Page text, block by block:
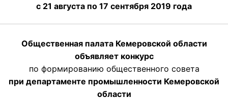
с 21 августа по 17 сентября 2019 года
Общественная палата Кемеровской области
объявляет конкурс
по формированию общественного совета
при департаменте промышленности Кемеровской
области